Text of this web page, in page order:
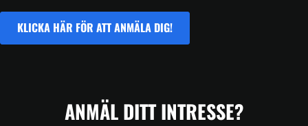
KLICKA HÄR FÖR ATT ANMÄLA DIG!
ANMÄL DITT INTRESSE?